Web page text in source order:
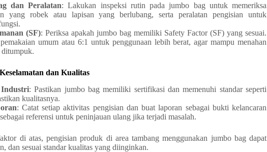
dan Peralatan: Lakukan inspeksi rutin pada jumbo bag untuk memeriksa
yang robek atau lapisan yang berlubang, serta peralatan pengisian untuk
(SF): Periksa apakah jumbo bag memiliki Safety Factor (SF) yang sesuai.
umum atau 6:1 untuk penggunaan lebih berat, agar mampu menahan
ditumpuk.
dan Kualitas
: Pastikan jumbo bag memiliki sertifikasi dan memenuhi standar seperti
kualitasnya.
: Catat setiap aktivitas pengisian dan buat laporan sebagai bukti kelancaran
referensi untuk peninjauan ulang jika terjadi masalah.
di atas, pengisian produk di area tambang menggunakan jumbo bag dapat
dan sesuai standar kualitas yang diinginkan.